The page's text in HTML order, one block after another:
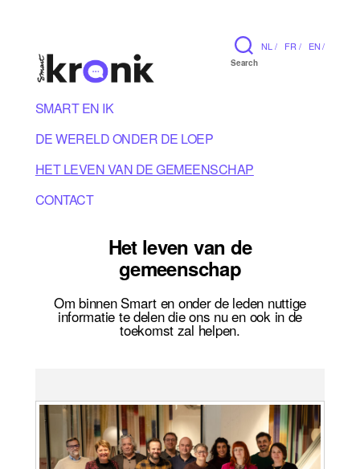
NL / FR / EN /
Search
SMART EN IK
DE WERELD ONDER DE LOEP
HET LEVEN VAN DE GEMEENSCHAP
CONTACT
Het leven van de
gemeenschap
Om binnen Smart en onder de leden nuttige
informatie te delen die ons nu en ook in de
toekomst zal helpen.